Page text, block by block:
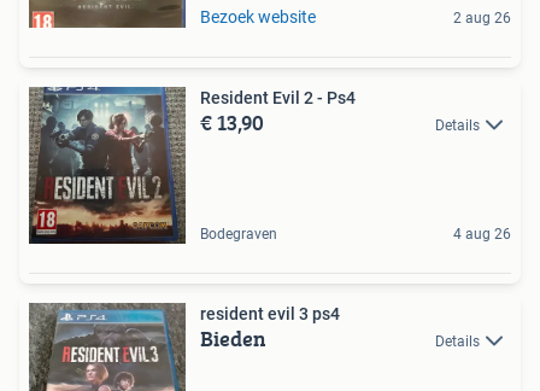
Bezoek website 2 aug 26
Resident Evil 2 - Ps4
€ 13,90 Details
Bodegraven 4 aug 26
resident evil 3 ps4
Bieden Details